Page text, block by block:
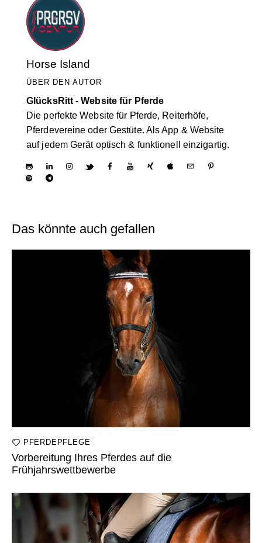
Horse Island
ÜBER DEN AUTOR
GlücksRitt - Website für Pferde
Die perfekte Website für Pferde, Reiterhöfe,
Pferdevereine oder Gestüte. Als App & Website
auf jedem Gerät optisch & funktionell einzigartig.
Das könnte auch gefallen
PFERDEPFLEGE
Vorbereitung Ihres Pferdes auf die
Frühjahrswettbewerbe